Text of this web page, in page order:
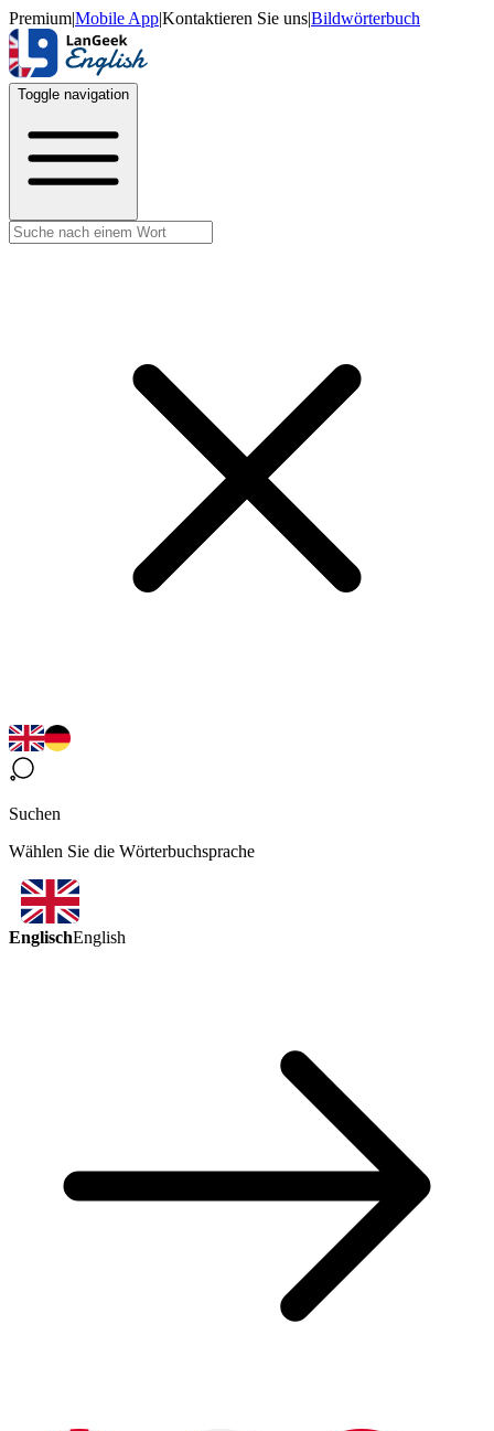
Premium|Mobile App|Kontaktieren Sie uns|Bildwörterbuch
Toggle navigation
Suchen
Wählen Sie die Wörterbuchsprache
EnglischEnglish